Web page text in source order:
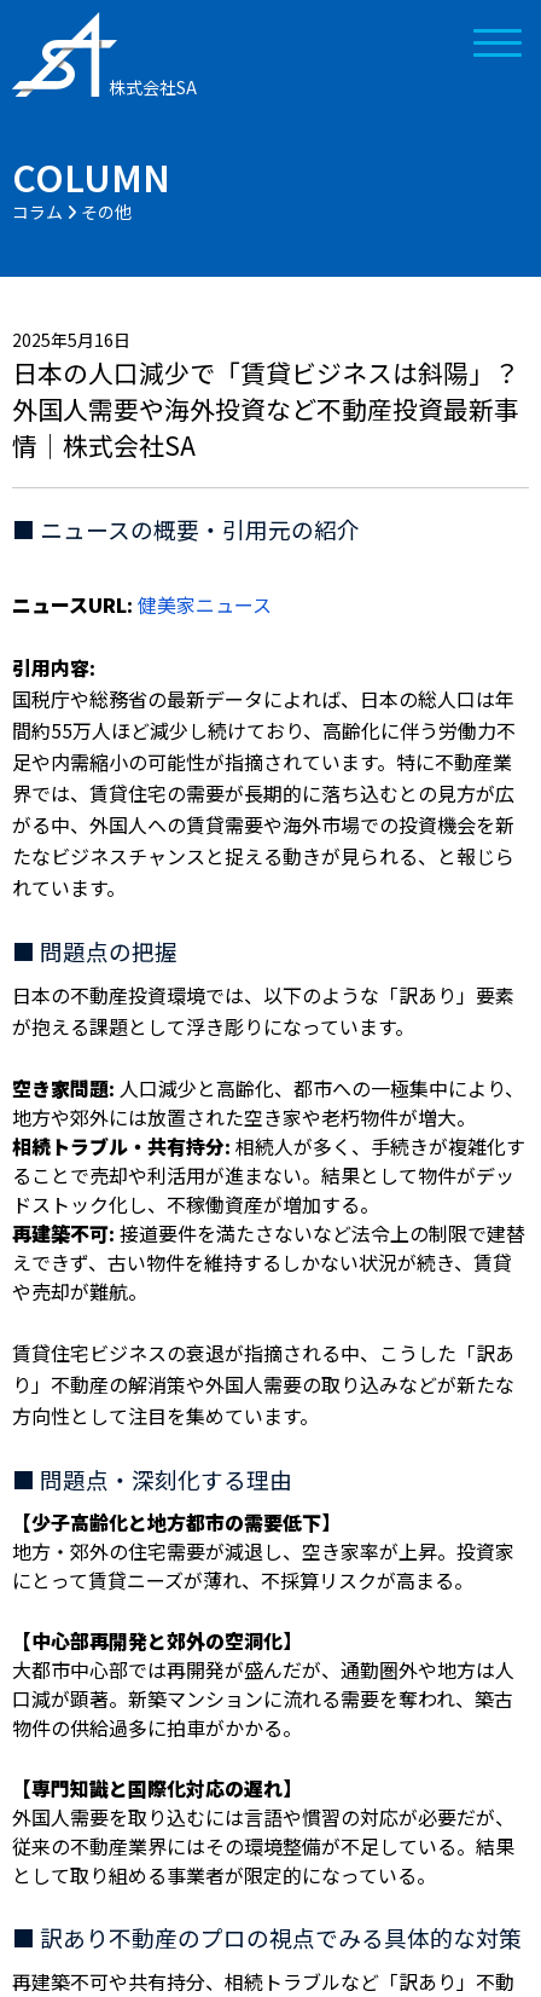
株式会社SA
COLUMN
コラム その他
2025年5月16日
日本の人口減少で「賃貸ビジネスは斜陽」？
外国人需要や海外投資など不動産投資最新事
情｜株式会社SA
■ ニュースの概要・引用元の紹介
ニュースURL: 健美家ニュース
引用内容:
国税庁や総務省の最新データによれば、日本の総人口は年
間約55万人ほど減少し続けており、高齢化に伴う労働力不
足や内需縮小の可能性が指摘されています。特に不動産業
界では、賃貸住宅の需要が長期的に落ち込むとの見方が広
がる中、外国人への賃貸需要や海外市場での投資機会を新
たなビジネスチャンスと捉える動きが見られる、と報じら
れています。
■ 問題点の把握
日本の不動産投資環境では、以下のような「訳あり」要素
が抱える課題として浮き彫りになっています。
空き家問題: 人口減少と高齢化、都市への一極集中により、
地方や郊外には放置された空き家や老朽物件が増大。
相続トラブル・共有持分: 相続人が多く、手続きが複雑化す
ることで売却や利活用が進まない。結果として物件がデッ
ドストック化し、不稼働資産が増加する。
再建築不可: 接道要件を満たさないなど法令上の制限で建替
えできず、古い物件を維持するしかない状況が続き、賃貸
や売却が難航。
賃貸住宅ビジネスの衰退が指摘される中、こうした「訳あ
り」不動産の解消策や外国人需要の取り込みなどが新たな
方向性として注目を集めています。
■ 問題点・深刻化する理由
【少子高齢化と地方都市の需要低下】
地方・郊外の住宅需要が減退し、空き家率が上昇。投資家
にとって賃貸ニーズが薄れ、不採算リスクが高まる。
【中心部再開発と郊外の空洞化】
大都市中心部では再開発が盛んだが、通勤圏外や地方は人
口減が顕著。新築マンションに流れる需要を奪われ、築古
物件の供給過多に拍車がかかる。
【専門知識と国際化対応の遅れ】
外国人需要を取り込むには言語や慣習の対応が必要だが、
従来の不動産業界にはその環境整備が不足している。結果
として取り組める事業者が限定的になっている。
■ 訳あり不動産のプロの視点でみる具体的な対策
再建築不可や共有持分、相続トラブルなど「訳あり」不動